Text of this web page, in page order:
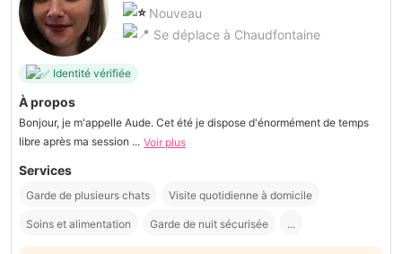
Nouveau
Se déplace à Chaudfontaine
Identité vérifiée
À propos
Bonjour, je m'appelle Aude. Cet été je dispose d'énormément de temps
libre après ma session ... Voir plus
Services
Garde de plusieurs chats Visite quotidienne à domicile
Soins et alimentation Garde de nuit sécurisée ...